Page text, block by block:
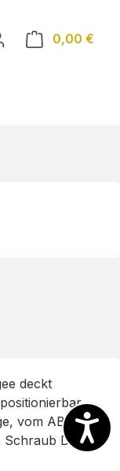
0,00 €
deckt
vom ABUS
Schraub Dran